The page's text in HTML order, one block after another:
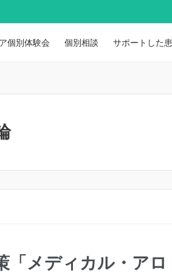
個別体験会 個別相談 サポートした
「メディカル・アロ